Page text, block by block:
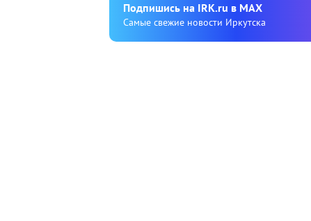
Подпишиcь на IRK.ru в MAX
Cамые свежие новости Иркутска